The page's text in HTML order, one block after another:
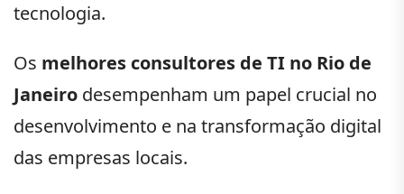
tecnologia.
Os melhores consultores de TI no Rio de
Janeiro desempenham um papel crucial no
desenvolvimento e na transformação digital
das empresas locais.